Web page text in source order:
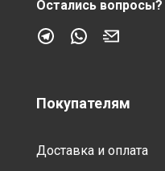
Остались вопросы?
Покупателям
Доставка и оплата